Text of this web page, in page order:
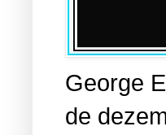
George
de